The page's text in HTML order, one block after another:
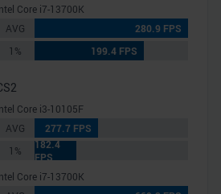
Core i7-13700K
AVG
280.9 FPS
1%
199.4 FPS
Core i3-10105F
AVG
277.7 FPS
1%
182.4
FPS
Core i7-13700K